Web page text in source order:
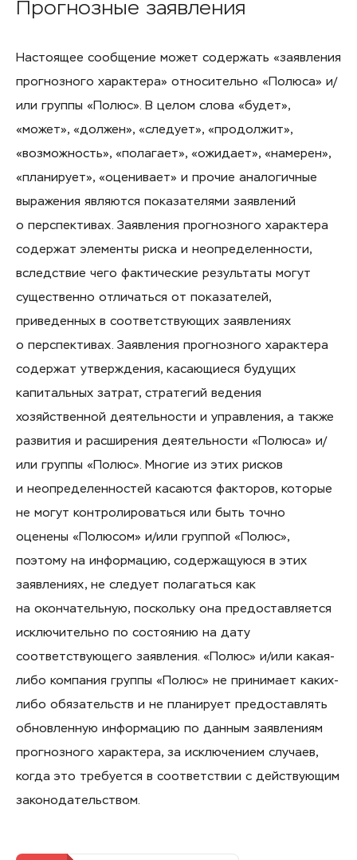
Прогнозные заявления
Настоящее сообщение может содержать «заявления
прогнозного характера» относительно «Полюса» и/
или группы «Полюс». В целом слова «будет»,
«может», «должен», «следует», «продолжит»,
«возможность», «полагает», «ожидает», «намерен»,
«планирует», «оценивает» и прочие аналогичные
выражения являются показателями заявлений
о перспективах. Заявления прогнозного характера
содержат элементы риска и неопределенности,
вследствие чего фактические результаты могут
существенно отличаться от показателей,
приведенных в соответствующих заявлениях
о перспективах. Заявления прогнозного характера
содержат утверждения, касающиеся будущих
капитальных затрат, стратегий ведения
хозяйственной деятельности и управления, а также
развития и расширения деятельности «Полюса» и/
или группы «Полюс». Многие из этих рисков
и неопределенностей касаются факторов, которые
не могут контролироваться или быть точно
оценены «Полюсом» и/или группой «Полюс»,
поэтому на информацию, содержащуюся в этих
заявлениях, не следует полагаться как
на окончательную, поскольку она предоставляется
исключительно по состоянию на дату
соответствующего заявления. «Полюс» и/или какая-
либо компания группы «Полюс» не принимает каких-
либо обязательств и не планирует предоставлять
обновленную информацию по данным заявлениям
прогнозного характера, за исключением случаев,
когда это требуется в соответствии с действующим
законодательством.